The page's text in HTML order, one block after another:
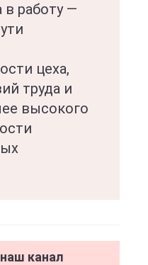
в работу —
цеха,
труда и
высокого
канал